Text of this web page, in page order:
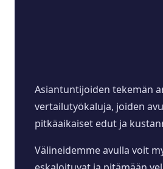
Asiantuntijoiden tekemän
vertailutyökaluja, joiden
pitkäaikaiset edut ja
Välineidemme avulla voit